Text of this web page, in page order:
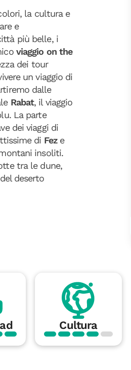
la cultura e
e
più belle, i
viaggio on the
dei tour
un viaggio di
dalle
Rabat, il viaggio
La parte
dei viaggi di
di Feze
insoliti.
tra le dune,
deserto
Cultura